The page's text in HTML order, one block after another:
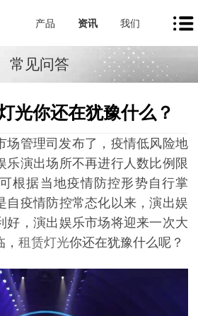
产品 资讯 我们
常见问答
光你还在犹豫什么？
场管理司发布了，疫情低风险地
乐演出场所不再进行人数比例限
根据当地疫情防控形势自行掌
自疫情防控常态化以来，演出娱
好，演出娱乐市场将迎来一次大
租赁灯光你还在犹豫什么呢？